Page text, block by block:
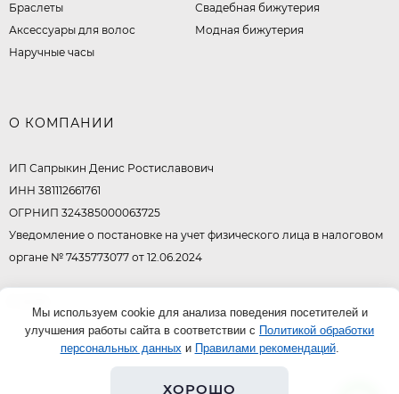
Браслеты
Аксессуары для волос
Наручные часы
Свадебная бижутерия
Модная бижутерия
О КОМПАНИИ
ИП Сапрыкин Денис Ростиславович
ИНН 381112661761
ОГРНИП 324385000063725
Уведомление о постановке на учет физического лица в налоговом
органе № 7435773077 от 12.06.2024
Мы используем cookie для анализа поведения посетителей и
улучшения работы сайта в соответствии с Политикой обработки
персональных данных и Правилами рекомендаций.
ХОРОШО